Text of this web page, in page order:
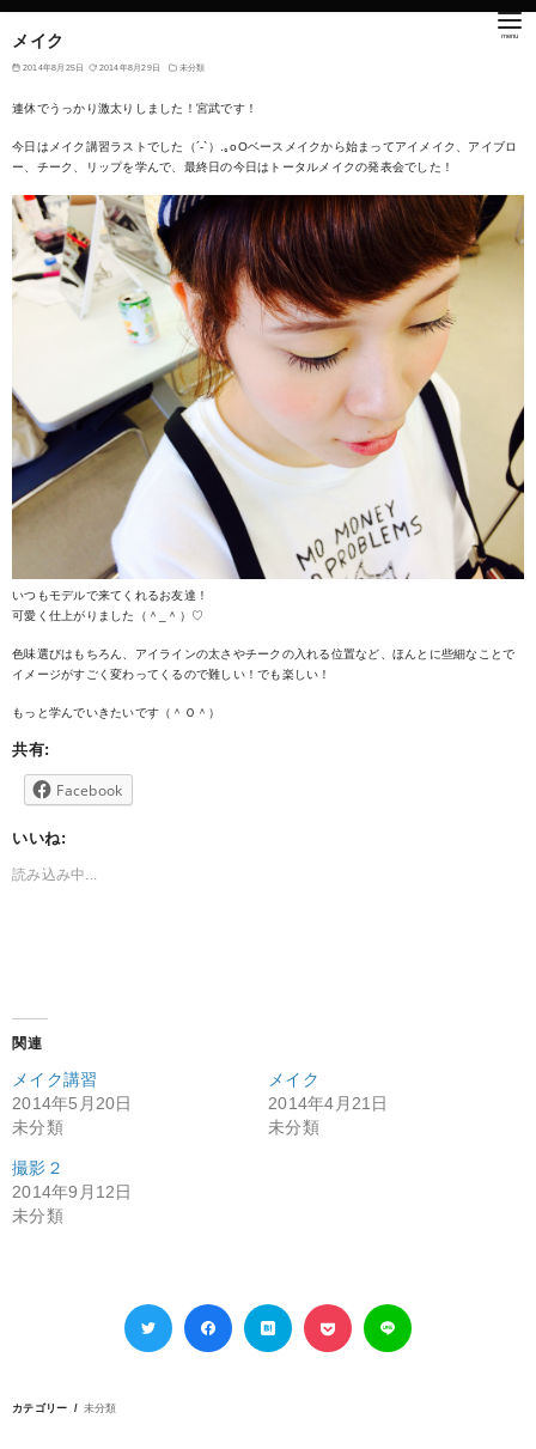
メイク
2014年8月25日 2014年8月29日 未分類
連休でうっかり激太りしました！宮武です！
今日はメイク講習ラストでした（´-`）.｡oOベースメイクから始まってアイメイク、アイブロ
ー、チーク、リップを学んで、最終日の今日はトータルメイクの発表会でした！
いつもモデルで来てくれるお友達！
可愛く仕上がりました（＾_＾）♡
色味選びはもちろん、アイラインの太さやチークの入れる位置など、ほんとに些細なことで
イメージがすごく変わってくるので難しい！でも楽しい！
もっと学んでいきたいです（＾Ｏ＾）
共有:
Facebook
いいね:
読み込み中...
関連
メイク講習
2014年5月20日
未分類
メイク
2014年4月21日
未分類
撮影２
2014年9月12日
未分類
カテゴリー 未分類